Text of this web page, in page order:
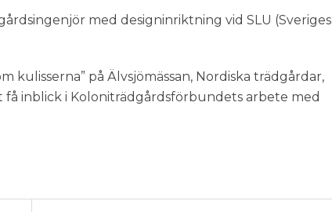
med designinriktning vid SLU (Sveriges
kulisserna” på Älvsjömässan, Nordiska trädgårdar,
inblick i Koloniträdgårdsförbundets arbete med